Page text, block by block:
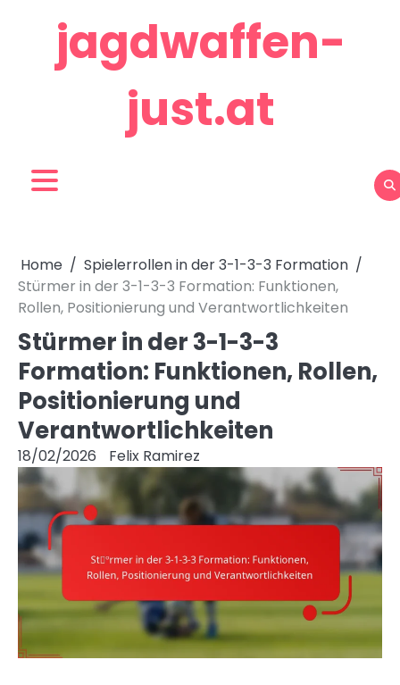
jagdwaffen-
just.at
Home
Spielerrollen in der 3-1-3-3 Formation
Stürmer in der 3-1-3-3 Formation: Funktionen,
Rollen, Positionierung und Verantwortlichkeiten
Stürmer in der 3-1-3-3
Formation: Funktionen, Rollen,
Positionierung und
Verantwortlichkeiten
18/02/2026 Felix Ramirez